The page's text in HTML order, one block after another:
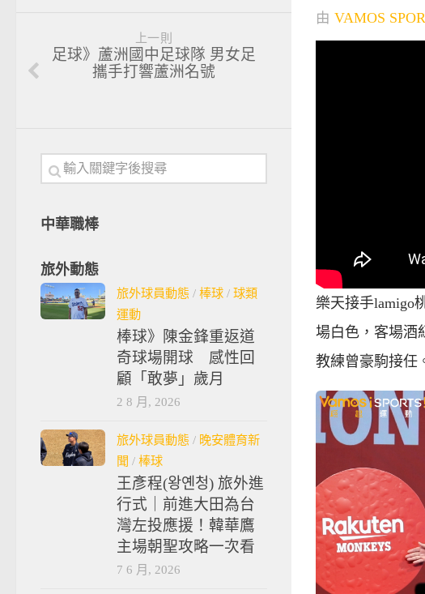
由 VAMOS
樂天接手lamigo
場白色，客場酒
教練曾豪駒接任
上一則
足球》蘆洲國中足球隊 男女足
攜手打響蘆洲名號
中華職棒
旅外動態
旅外球員動態 / 棒球 / 球類
運動
棒球》陳金鋒重返道
奇球場開球 感性回
顧「敢夢」歲月
2 8 月, 2026
旅外球員動態 / 晚安體育新
聞 / 棒球
王彥程(왕옌청) 旅外進
行式｜前進大田為台
灣左投應援！韓華鷹
主場朝聖攻略一次看
7 6 月, 2026